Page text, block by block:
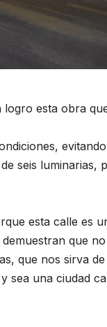
esta obra
seis luminarias,
esta calle es
que
que nos sirva
sea una ciudad